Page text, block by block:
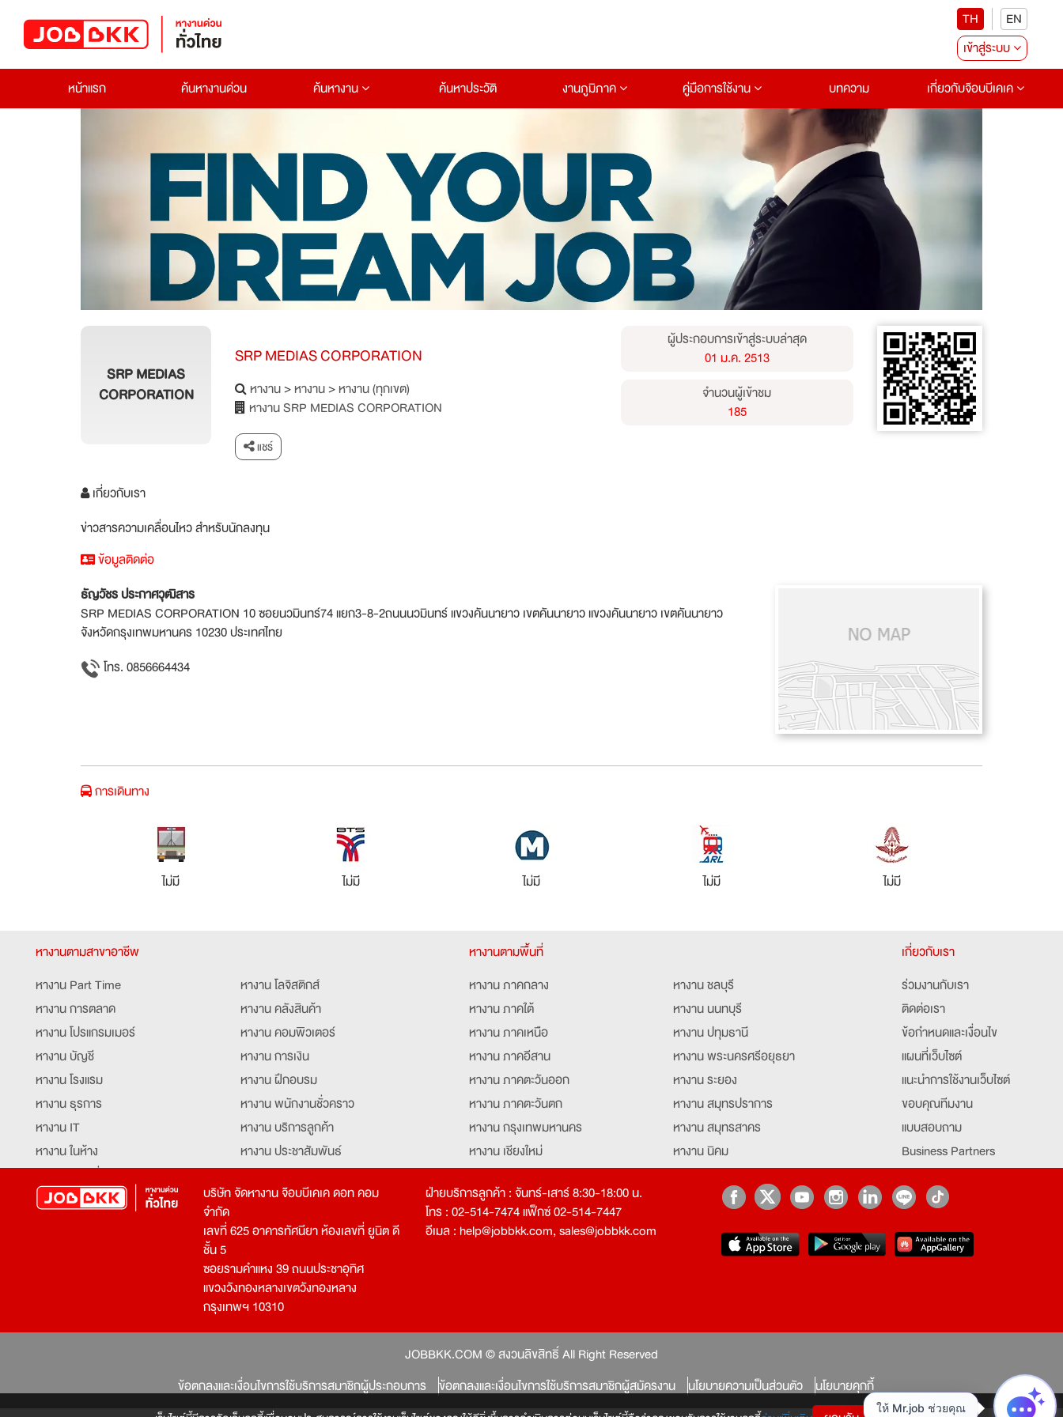
TH
EN
เข้าสู่ระบบ
หน้าแรก
ค้นหางานด่วน ค้นหางาน ค้นหาประวัติ งานภูมิภาค คู่มือการใช้งาน บทความ เกี่ยวกับจ๊อบบีเคเค
SRP MEDIAS
CORPORATION
SRP MEDIAS CORPORATION
หางาน>หางาน>หางาน (ทุกเขต)
หางาน SRP MEDIAS CORPORATION
แชร์
ผู้ประกอบการเข้าสู่ระบบล่าสุด
01 ม.ค. 2513
จำนวนผู้เข้าชม
185
เกี่ยวกับเรา
ข่าวสารความเคลื่อนไหว สำหรับนักลงทุน
ข้อมูลติดต่อ
ธัญวัชร ประกาศวุฒิสาร
SRP MEDIAS CORPORATION 10 ซอยนวมินทร์74 แยก3-8-2ถนนนวมินทร์ แขวงคันนายาว เขตคันนายาว แขวงคันนายาว เขตคันนายาว
จังหวัดกรุงเทพมหานคร 10230 ประเทศไทย
โทร. 0856664434
การเดินทาง
ไม่มี ไม่มี ไม่มี ไม่มี ไม่มี
หางานตามสาขาอาชีพ
หางาน Part Time
หางาน การตลาด
หางาน โปรแกรมเมอร์
หางาน บัญชี
หางาน โรงแรม
หางาน ธุรการ
หางาน IT
หางาน ในห้าง
หางาน ท่องเที่ยว
หางาน จัดซื้อ
หางาน เจ้าหน้าที่รักษาความปลอดภัย
โปรแกรมเมอร์
หางาน โลจิสติกส์
หางาน คลังสินค้า
หางาน คอมพิวเตอร์
หางาน การเงิน
หางาน ฝึกอบรม
หางาน พนักงานชั่วคราว
หางาน บริการลูกค้า
หางาน ประชาสัมพันธ์
หางาน รับโทรศัพท์
หางาน ประสานงาน
หางาน จองตั๋ว
หางาน กุ๊ก
หางาน นักศึกษาฝึกงาน
หางาน Mobile Application
Developer
บริการสรรหาพนักงาน
บริษัทจัดหางาน
หางานตามพื้นที่
หางาน ภาคกลาง
หางาน ภาคใต้
หางาน ภาคเหนือ
หางาน ภาคอีสาน
หางาน ภาคตะวันออก
หางาน ภาคตะวันตก
หางาน กรุงเทพมหานคร
หางาน เชียงใหม่
หางาน ฉะเชิงเทรา
หางาน ชลบุรี
หางาน นนทบุรี
หางาน ปทุมธานี
หางาน พระนครศรีอยุธยา
หางาน ระยอง
หางาน สมุทรปราการ
หางาน สมุทรสาคร
หางาน นิคม
หางานอยุธยา
เกี่ยวกับเรา
ร่วมงานกับเรา
ติดต่อเรา
ข้อกำหนดและเงื่อนไข
แผนที่เว็บไซต์
แนะนำการใช้งานเว็บไซต์
ขอบคุณทีมงาน
แบบสอบถาม
Business Partners
Partner มหาวิทยาลัย
Job Index
job
บริษัท จัดหางาน จ๊อบบีเคเค ดอท คอม
จำกัด
เลขที่ 625 อาคารทัศนียา ห้องเลขที่ ยูนิต ดี
ชั้น 5
ซอยรามคำแหง 39 ถนนประชาอุทิศ
แขวงวังทองหลางเขตวังทองหลาง
กรุงเทพฯ 10310
ฝ่ายบริการลูกค้า : จันทร์-เสาร์ 8:30-18:00 น.
โทร : 02-514-7474 แฟ็กซ์ 02-514-7447
อีเมล : help@jobbkk.com,sales@jobbkk.com
JOBBKK.COM © สงวนลิขสิทธิ์ All Right Reserved
ข้อตกลงและเงื่อนไขการใช้บริการสมาชิกผู้ประกอบการ
ข้อตกลงและเงื่อนไขการใช้บริการสมาชิกผู้สมัครงาน นโยบายความเป็นส่วนตัว
นโยบายคุกกี้